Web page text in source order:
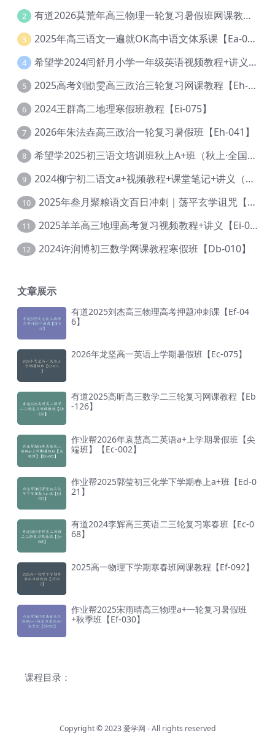
2 有道2026莫荒年高三物理一轮复习暑假班网课教程【Ef-044】
3 2025年高三语文一遍就OK高中语文体系课【Ea-028】
4 希望学2024闫舒月小学一年级英语视频教程+讲义【Cc-004】
5 2025高考刘勖雯高三政治三轮复习网课教程【Eh-061】
6 2024王群高二地理寒假班教程【Ei-075】
7 2026年朱法垚高三政治一轮复习暑假班【Eh-041】
8 希望学2025初三语文培训班秋上A+班（秋上·全国版·A+）【Da-031】
9 2024柳宁初二语文a+视频教程+课堂笔记+讲义（暑假班+秋季班）【Da-003】
10 2025年叁月聚粮语文百日冲刺｜荡平玄学诅咒【Ea-001】
11 2025羊羊高三地理高考复习视频教程+讲义【Ei-051】
12 2024许润博初三数学网课教程寒假班【Db-010】
文章展示
有道2025刘杰高三物理高考押题冲刺课【Ef-04
6】
2026年龙坚高一英语上学期暑假班【Ec-075】
有道2025高昕高三数学二三轮复习网课教程【Eb
-126】
作业帮2026年袁慧高二英语a+上学期暑假班【尖
端班】【Ec-002】
作业帮2025郭莹初三化学下学期春上a+班【Ed-0
21】
有道2024李辉高三英语二三轮复习寒春班【Ec-0
68】
2025高一物理下学期寒春班网课教程【Ef-092】
作业帮2025宋雨晴高三物理a+一轮复习暑假班
+秋季班【Ef-030】
课程目录：
Copyright © 2023爱学网 - All rights reserved